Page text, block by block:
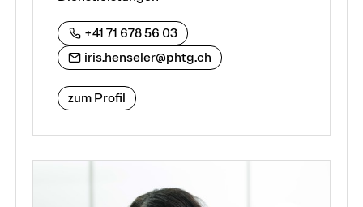
Heterogenität in Schule und Unterricht
+41 71 678 56 03
iris.henseler@phtg.ch
zum Profil